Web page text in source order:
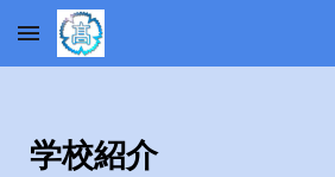
Skip to main content
学校紹介